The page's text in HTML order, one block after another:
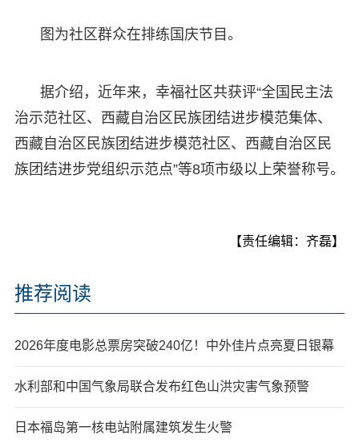
图为社区群众在排练国庆节目。
据介绍，近年来，幸福社区共获评“全国民主法
治示范社区、西藏自治区民族团结进步模范集体、
西藏自治区民族团结进步模范社区、西藏自治区民
族团结进步党组织示范点”等8项市级以上荣誉称号。
【责任编辑：齐磊】
推荐阅读
2026年度电影总票房突破240亿！中外佳片点亮夏日银幕
水利部和中国气象局联合发布红色山洪灾害气象预警
日本福岛第一核电站附属建筑发生火警